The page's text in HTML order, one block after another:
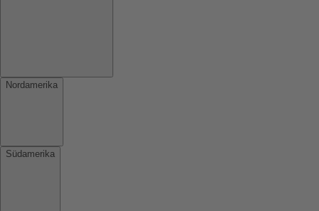
Nordamerika
Südamerika